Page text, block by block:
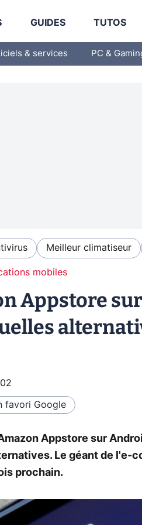
GUIDES TUTOS
& services PC &
Meilleur climatiseur
mobiles
Appstore
favori Google
Appstore sur
Le géant de l'e-
prochain.